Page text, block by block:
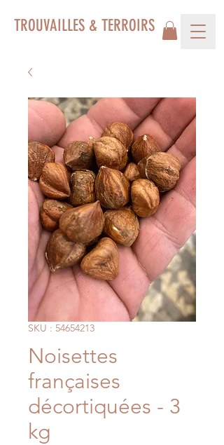
TROUVAILLES & TERROIRS
SKU : 54654213
Noisettes
françaises
décortiquées - 3
kg